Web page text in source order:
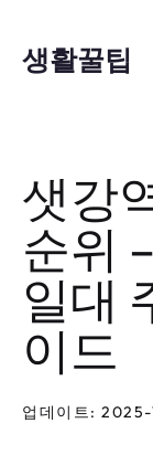
생활꿀팁
샛강
순위
일대
이드
업데이트: 2025-